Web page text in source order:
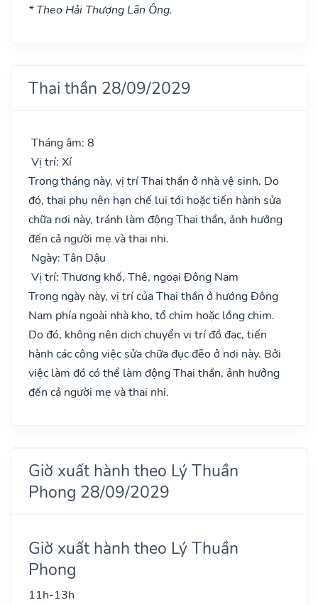
* Theo Hải Thượng Lãn Ông.
Thai thần 28/09/2029
Tháng âm: 8
Vị trí: Xí
Trong tháng này, vị trí Thai thần ở nhà vệ sinh. Do
đó, thai phụ nên hạn chế lui tới hoặc tiến hành sửa
chữa nơi này, tránh làm động Thai thần, ảnh hưởng
đến cả người mẹ và thai nhi.
Ngày: Tân Dậu
Vị trí: Thương khố, Thê, ngoại Đông Nam
Trong ngày này, vị trí của Thai thần ở hướng Đông
Nam phía ngoài nhà kho, tổ chim hoặc lồng chim.
Do đó, không nên dịch chuyển vị trí đồ đạc, tiến
hành các công việc sửa chữa đục đẽo ở nơi này. Bởi
việc làm đó có thể làm động Thai thần, ảnh hưởng
đến cả người mẹ và thai nhi.
Giờ xuất hành theo Lý Thuần
Phong 28/09/2029
Giờ xuất hành theo Lý Thuần
Phong
11h-13h